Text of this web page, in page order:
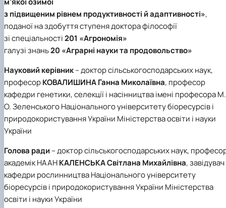
Працевлаштування
Студентські квитки
Інклюзивне середовище
Наукові школи
Стартап школа НУБіП України
Форми документів
Патентно-ліцензійна діяльність
садово-паркове господарство, ветеринарна
медицина»
Обладнання НУБіП України
Наукові видання
Досліднику та автору
Звіт про проведення НТЗ
Наукові журнали НУБіП України
Пам'ятка про проведення науково-
заходів
Порядок планування та організації
проведення НТЗ
Результати науково-технічних заходів
Монографії
Наука для бізнесу
Каталог наукових послуг
«SEB-2024»
Рада роботодавців
Благодійний фонд «Голосіївська ініціатива
2020»
Видатні випускники та працівники
Звіт ректора
Пам'яті захисників України
Почесні доктори і професори НУБіП України
Університетський кур'єр
Вибори ректора
Програма розвитку університету
ініціатива – 2025»
Державні закупівлі
Офіційна символіка
Антикорупційні заходи
Уповноважена особа з питань запобігання
Положення про антикорупційного
уповноваженого НУБіП України
Національні нормативно-правові акти
Нормативно-правові акти НУБіП України
Інформаційні ресурси НАЗК
Методичні роз’яснення НАЗК
Гендерна радниця
з підвищеним рівнем продуктивності й адаптивності»,
поданої на здобуття ступеня доктора філософії
зі спеціальності201 «Агрономія»
галузі знань20 «Аграрні науки та продовольство»
Науковий керівник– доктор сільськогосподарських наук,
професорКОВАЛИШИНА Ганна Миколаївна, професор
кафедри генетики, селекції і насінництва імені професора М.
О. Зеленського Національного університету біоресурсів і
природокористування України Міністерства освіти і науки
України
Голова ради – доктор сільськогосподарських наук,
академік НААНКАЛЕНСЬКА Світлана Михайлівна, завідувач
кафедри рослинництва Національного університету
біоресурсів і природокористування України Міністерства
освіти і науки України